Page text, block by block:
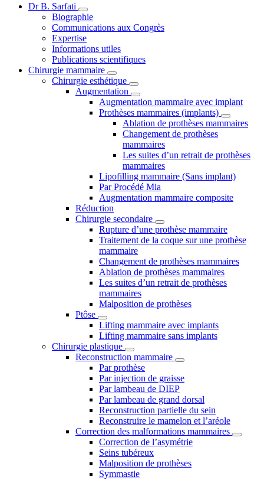
Dr B. Sarfati
Biographie
Communications aux Congrès
Expertise
Informations utiles
Publications scientifiques
Chirurgie mammaire
Chirurgie esthétique
Augmentation
Augmentation mammaire avec implant
Prothèses mammaires (implants)
Ablation de prothèses mammaires
Changement de prothèses
mammaires
Les suites d’un retrait de prothèses
mammaires
Lipofilling mammaire (Sans implant)
Par Procédé Mia
Augmentation mammaire composite
Réduction
Chirurgie secondaire
Rupture d’une prothèse mammaire
Traitement de la coque sur une prothèse
mammaire
Changement de prothèses mammaires
Ablation de prothèses mammaires
Les suites d’un retrait de prothèses
mammaires
Malposition de prothèses
Ptôse
Lifting mammaire avec implants
Lifting mammaire sans implants
Chirurgie plastique
Reconstruction mammaire
Par prothèse
Par injection de graisse
Par lambeau de DIEP
Par lambeau de grand dorsal
Reconstruction partielle du sein
Reconstruire le mamelon et l’aréole
Correction des malformations mammaires
Correction de l’asymétrie
Seins tubéreux
Malposition de prothèses
Symmastie